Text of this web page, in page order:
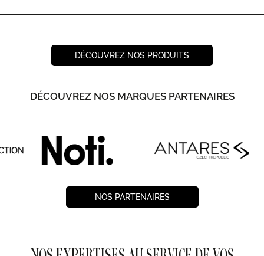
DÉCOUVREZ NOS PRODUITS
DÉCOUVREZ NOS MARQUES PARTENAIRES
NOS PARTENAIRES